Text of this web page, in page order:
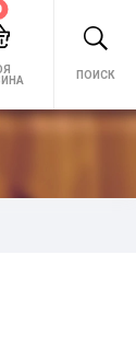
ПОИСК